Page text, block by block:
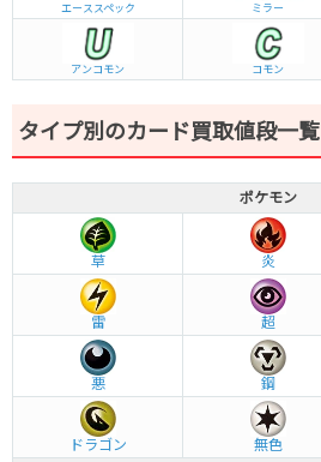
エーススペック ミラー
アンコモン コモン
タイプ別のカード買取値段一覧
ポケモン
草 炎
雷 超
悪 鋼
ドラゴン 無色